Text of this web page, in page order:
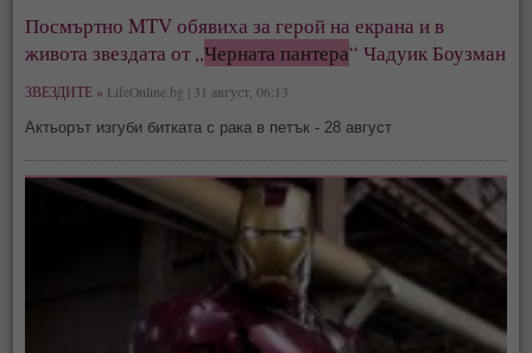
Посмъртно MTV обявиха за герой на екрана и в
живота звездата от „Черната пантера“ Чадуик Боузман
ЗВЕЗДИТЕ » LifeOnline.bg | 31 август, 06:13
Актьорът изгуби битката с рака в петък - 28 август